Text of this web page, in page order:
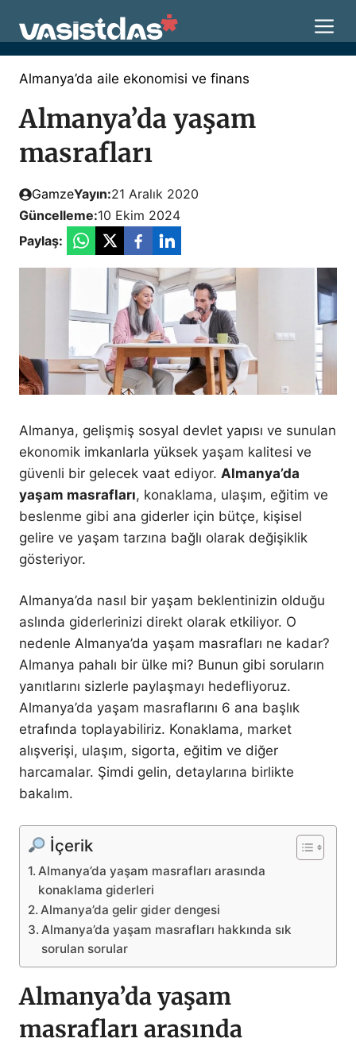
atla
Almanya’da aile ekonomisi ve finans
Almanya’da yaşam
masrafları
GamzeYayın:21 Aralık 2020
Güncelleme:10 Ekim 2024
Paylaş:
Almanya, gelişmiş sosyal devlet yapısı ve sunulan
ekonomik imkanlarla yüksek yaşam kalitesi ve
güvenli bir gelecek vaat ediyor. Almanya’da
yaşam masrafları, konaklama, ulaşım, eğitim ve
beslenme gibi ana giderler için bütçe, kişisel
gelire ve yaşam tarzına bağlı olarak değişiklik
gösteriyor.
Almanya’da nasıl bir yaşam beklentinizin olduğu
aslında giderlerinizi direkt olarak etkiliyor. O
nedenle Almanya’da yaşam masrafları ne kadar?
Almanya pahalı bir ülke mi? Bunun gibi soruların
yanıtlarını sizlerle paylaşmayı hedefliyoruz.
Almanya’da yaşam masraflarını 6 ana başlık
etrafında toplayabiliriz. Konaklama, market
alışverişi, ulaşım, sigorta, eğitim ve diğer
harcamalar. Şimdi gelin, detaylarına birlikte
bakalım.
İçerik
Almanya’da yaşam masrafları arasında
konaklama giderleri
Almanya’da gelir gider dengesi
Almanya’da yaşam masrafları hakkında sık
sorulan sorular
Almanya’da yaşam
masrafları arasında